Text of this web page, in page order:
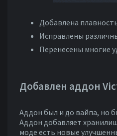
Добавлена
Исправлены
Перенесены многие
Добавлен аддон
Аддон был и до вайпа, но
Аддон добавляет
моде есть новые